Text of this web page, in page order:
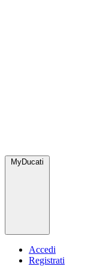
MyDucati
Accedi
Registrati